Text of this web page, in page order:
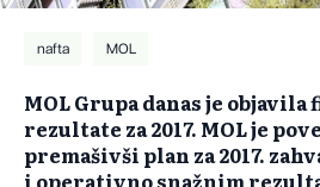
nafta MOL
MOL Grupa danas je
rezultate za 2017. MOL je
premašivši plan za 2017.